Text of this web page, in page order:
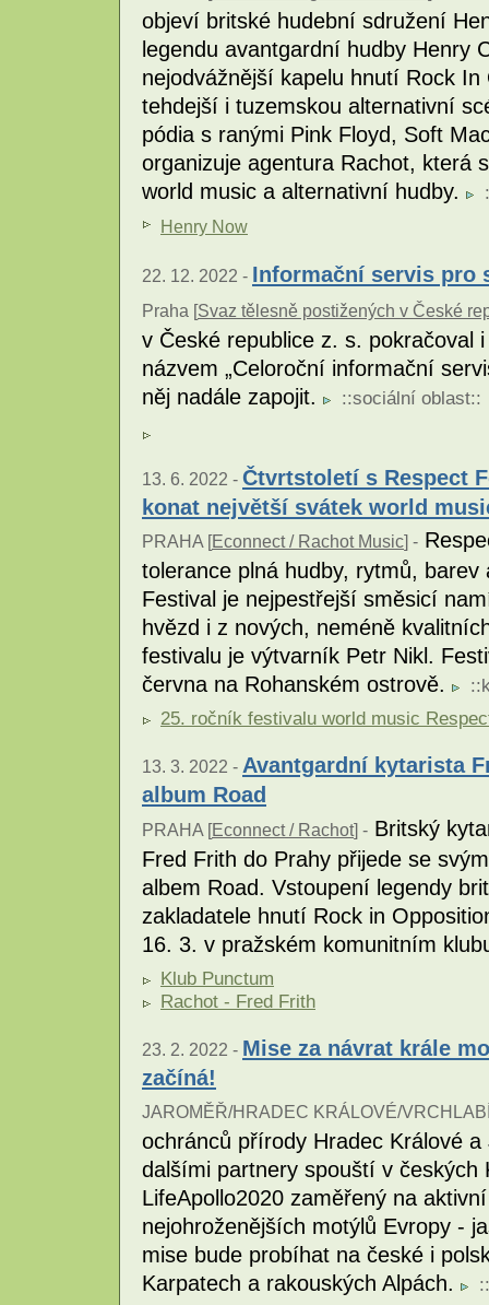
objeví britské hudební sdružení
legendu avantgardní hudby Henry
nejodvážnější kapelu hnutí Rock
tehdejší i tuzemskou alternativní
pódia s ranými Pink Floyd, Soft
organizuje agentura Rachot, která
world music a alternativní hudby.
Henry Now
22. 12. 2022 - Informační servis pro
Praha [Svaz tělesně postižených v České
v České republice z. s. pokračoval
názvem „Celoroční informační
něj nadále zapojit.
::sociální oblast::
13. 6. 2022 - Čtvrtstoletí s Respect
konat největší svátek world
PRAHA [ Econnect / Rachot Music ] -
tolerance plná hudby, rytmů,
Festival je nejpestřejší směsicí
hvězd i z nových, neméně
festivalu je výtvarník Petr Nikl.
června na Rohanském ostrově.
::
25. ročník festivalu world music
13. 3. 2022 - Avantgardní kytarista
album Road
PRAHA [Econnect / Rachot] - Britský
Fred Frith do Prahy přijede se
albem Road. Vstoupení legendy
zakladatele hnutí Rock in
16. 3. v pražském komunitním
Klub Punctum
Rachot - Fred Frith
23. 2. 2022 - Mise za návrat krále
začíná!
JAROMĚŘ/HRADEC KRÁLOVÉ/
ochránců přírody Hradec Králové
dalšími partnery spouští v
LifeApollo2020 zaměřený na
nejohroženějších motýlů Evropy -
mise bude probíhat na české i
Karpatech a rakouských Alpách.
::